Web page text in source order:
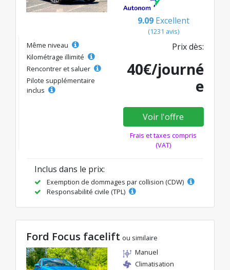
9.09 Excellent
(1231 avis)
Même niveau
Kilométrage illimité
Rencontrer et saluer
Pilote supplémentaire
inclus
Prix dès:
40€/journé
e
Voir l'offre
Frais et taxes compris
(VAT)
Inclus dans le prix:
Exemption de dommages par collision (CDW)
Responsabilité civile (TPL)
Ford Focus facelift ou similaire
Manuel
Climatisation